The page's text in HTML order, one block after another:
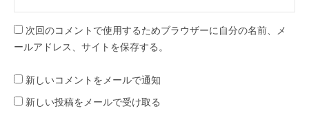
次回のコメントで使用するためブラウザーに自分の名前、メ
ールアドレス、サイトを保存する。
新しいコメントをメールで通知
新しい投稿をメールで受け取る